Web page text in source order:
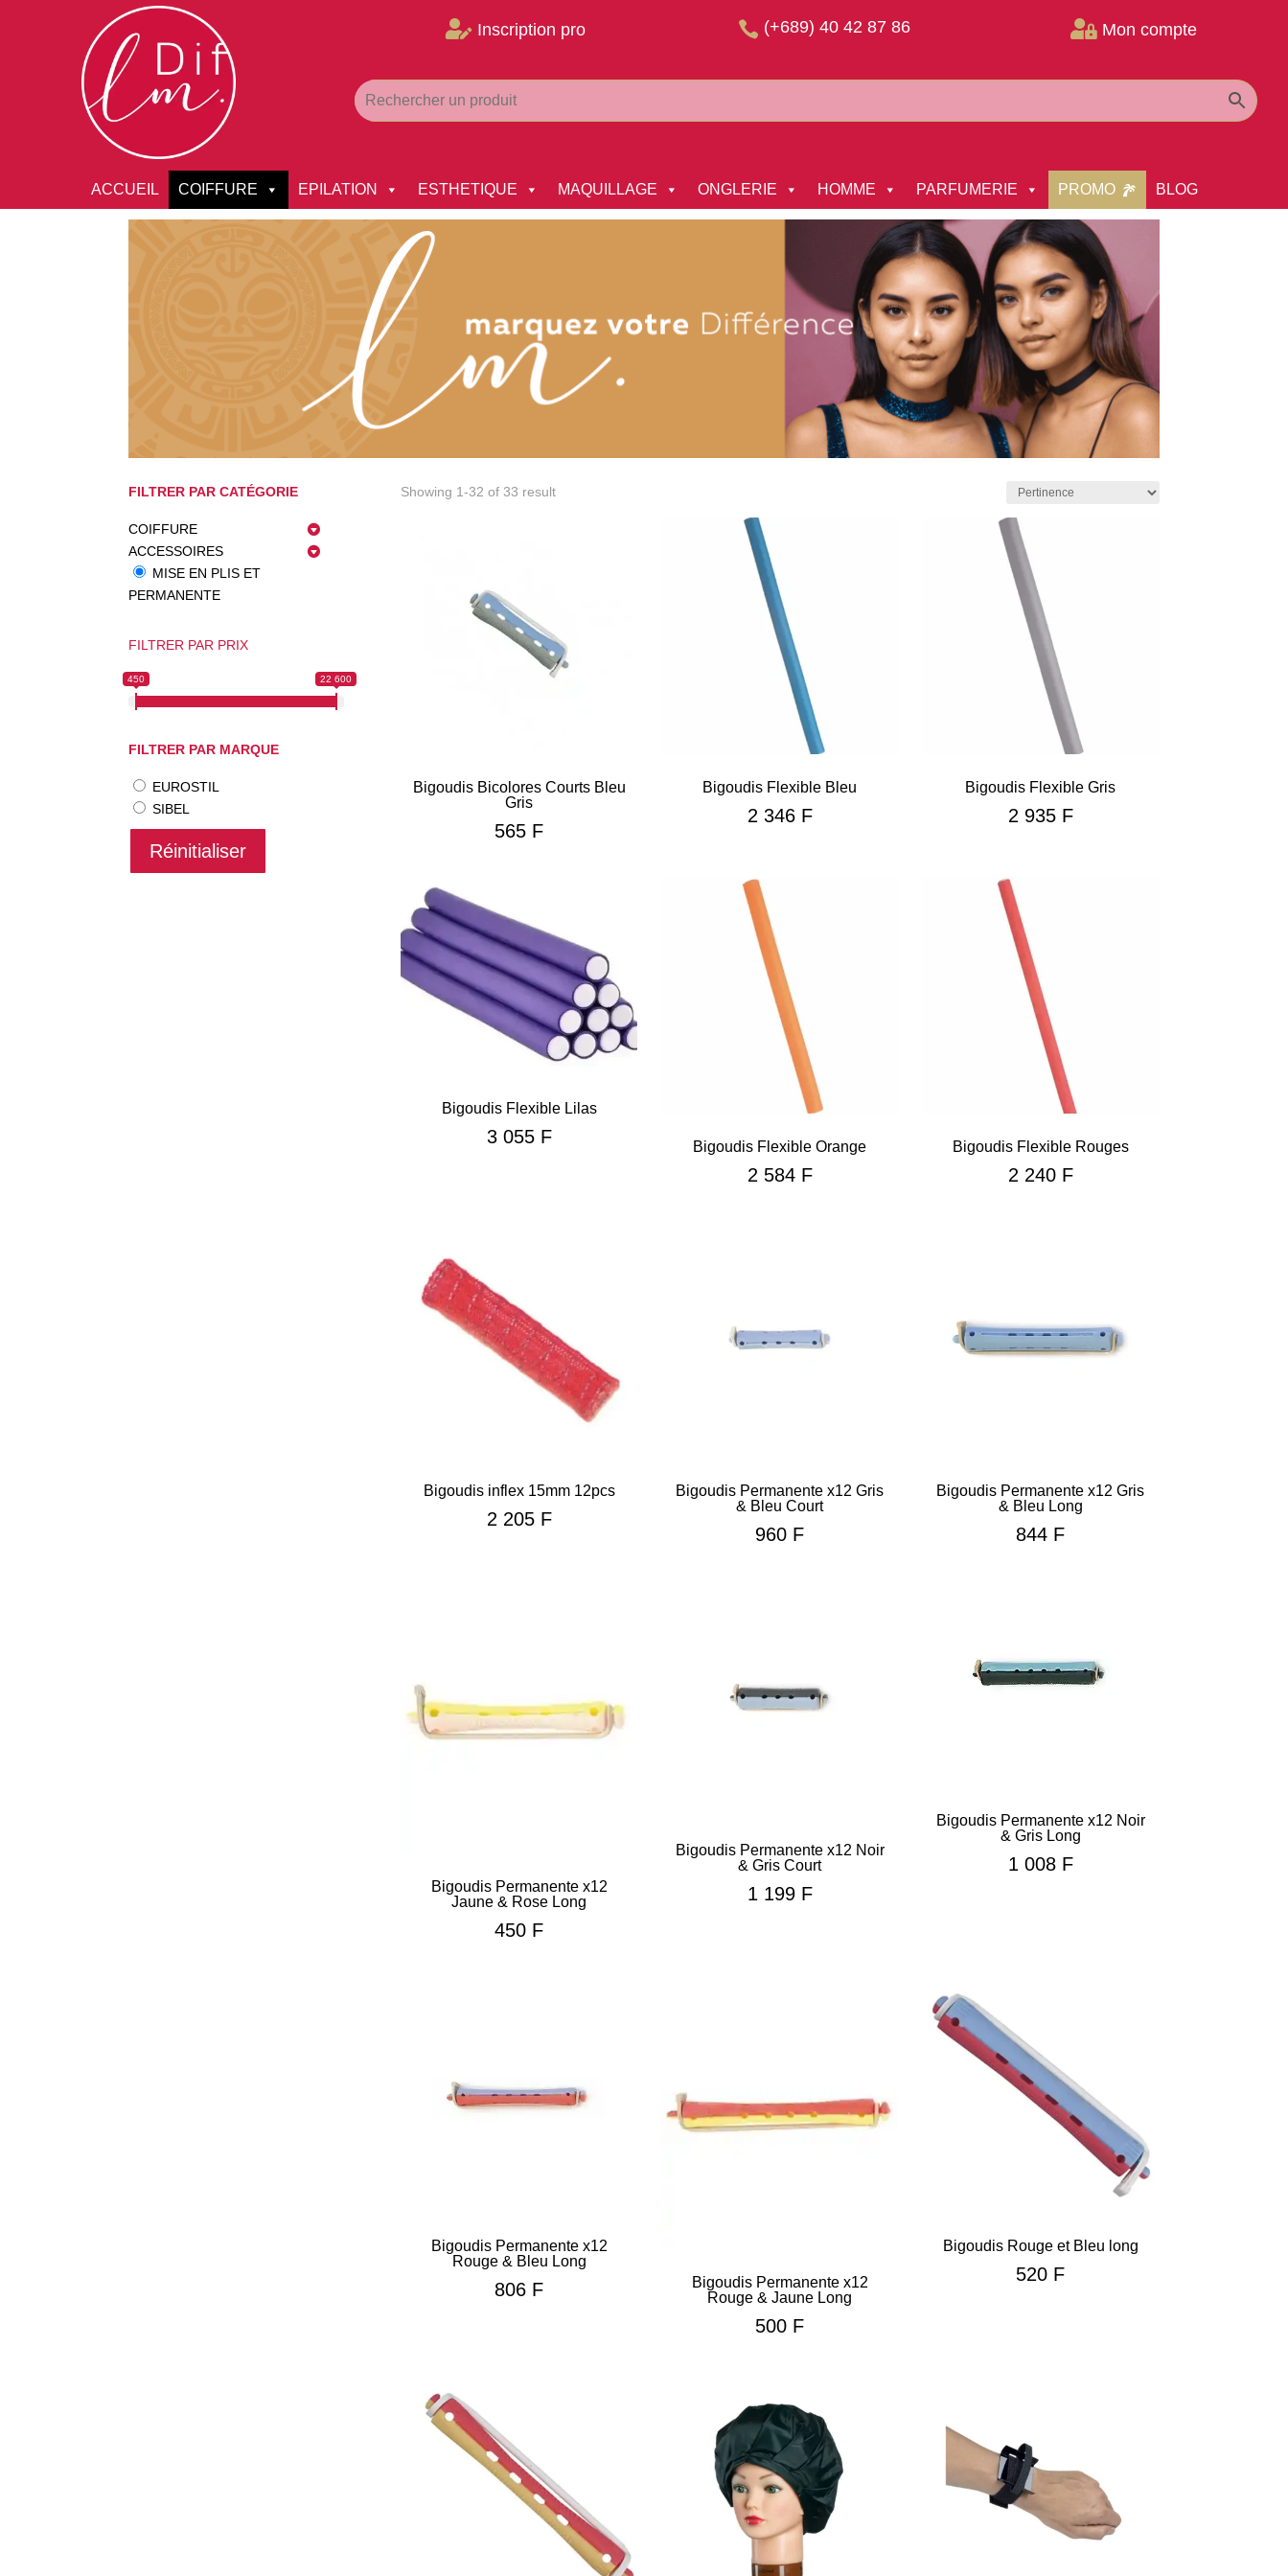
 Inscription pro  (+689) 40 42 87 86  Mon compte
ACCUEIL COIFFURE EPILATION ESTHETIQUE MAQUILLAGE ONGLERIE HOMME PARFUMERIE PROMO BLOG
FILTRER PAR CATÉGORIE
COIFFURE
ACCESSOIRES
MISE EN PLIS ET
PERMANENTE
FILTRER PAR PRIX
450 22 600
FILTRER PAR MARQUE
EUROSTIL
SIBEL
Réinitialiser
Showing 1-32 of 33 result
Bigoudis Bicolores Courts Bleu
Gris
565 F
Bigoudis Flexible Bleu
2 346 F
Bigoudis Flexible Gris
2 935 F
Bigoudis Flexible Lilas
3 055 F Bigoudis Flexible Orange
2 584 F
Bigoudis Flexible Rouges
2 240 F
Bigoudis inflex 15mm 12pcs
2 205 F
Bigoudis Permanente x12 Gris
& Bleu Court
960 F
Bigoudis Permanente x12 Gris
& Bleu Long
844 F
Bigoudis Permanente x12
Jaune & Rose Long
450 F
Bigoudis Permanente x12 Noir
& Gris Court
1 199 F
Bigoudis Permanente x12 Noir
& Gris Long
1 008 F
Bigoudis Permanente x12
Rouge & Bleu Long
806 F
Bigoudis Permanente x12
Rouge & Jaune Long
500 F
Bigoudis Rouge et Bleu long
520 F